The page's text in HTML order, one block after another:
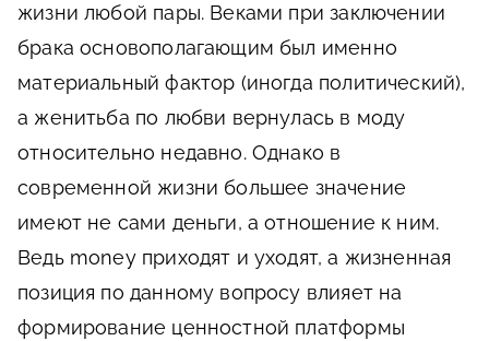
жизни любой пары. Веками при заключении
брака основополагающим был именно
материальный фактор (иногда политический),
а женитьба по любви вернулась в моду
относительно недавно. Однако в
современной жизни большее значение
имеют не сами деньги, а отношение к ним.
Ведь money приходят и уходят, а жизненная
позиция по данному вопросу влияет на
формирование ценностной платформы